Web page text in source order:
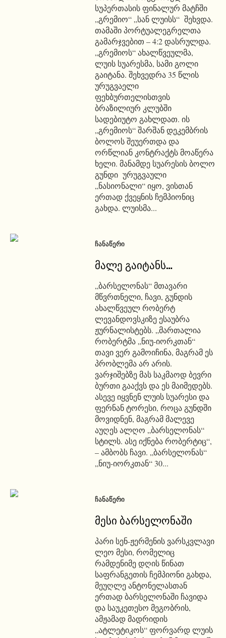
სუპერთასის ფინალურ მატჩში
„გრემიო“ „სან ლუისს“ შეხვდა.
თამაში პორტუალეგრელთა
გამარჯვებით – 4:2 დასრულდა.
„გრემიოს“ ახალწვეულმა,
ლუის სუარესმა, სამი გოლი
გაიტანა. შეხვედრა 35 წლის
ურუგვაელი
ფეხბურთელისთვის
ბრაზილიურ კლუბში
სადებიუტო გახლდათ. ის
„გრემიოს“ შარშან დეკემბრის
ბოლოს შეუერთდა და
ორწლიან კონტრაქტს მოაწერა
ხელი. მანამდე სუარესის ბოლო
გუნდი ურუგვაული
„ნასიონალი“ იყო, ვისთან
ერთად ქვეყნის ჩემპიონიც
გახდა. ლუისმა...
ᲩᲐᲜᲐᲬᲔᲠᲘ
მალე გაიტანს…
„ბარსელონას“ მთავარი
მწვრთნელი, ჩავი, გუნდის
ახალწვეულ რობერტ
ლევანდოვსკიზე ესაუბრა
ჟურნალისტებს. „მართალია
რობერტმა „ნიუ-იორკთან“
თავი ვერ გამოიჩინა, მაგრამ ეს
პრობლემა არ არის.
ვარჯიშებზე მას საკმაოდ ბევრი
ბურთი გააქვს და ეს მაიმედებს.
ასევე იყვნენ ლუის სუარესი და
ფერნან ტორესი, როცა გუნდში
მოვიდნენ, მაგრამ მალევე
აუღეს ალღო „ბარსელონას“
სტილს. ასე იქნება რობერტიც“,
– ამბობს ჩავი. „ბარსელონას“
„ნიუ-იორკთან“ 30...
ᲩᲐᲜᲐᲬᲔᲠᲘ
მესი ბარსელონაში
პარი სენ-ჟერმენის ვარსკვლავი
ლეო მესი, რომელიც
რამდენიმე დღის წინათ
საფრანგეთის ჩემპიონი გახდა,
მეუღლე ანტონელასთან
ერთად ბარსელონაში ჩავიდა
და საუკეთესო მეგობრის,
ამჟამად მადრიდის
„ატლეტიკოს“ ფორვარდ ლუის